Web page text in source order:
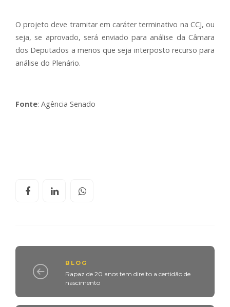
O projeto deve tramitar em caráter terminativo na CCJ, ou
seja, se aprovado, será enviado para análise da Câmara
dos Deputados a menos que seja interposto recurso para
análise do Plenário.
Fonte: Agência Senado
BLOG
Rapaz de 20 anos tem direito a certidão de
nascimento